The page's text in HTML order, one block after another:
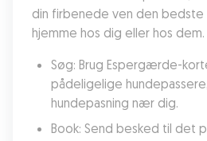
din firbenede ven den bedste
hjemme hos dig eller hos
Søg: Brug Espergærde-
pådeligelige
hundepasning nær dig.
Book: Send besked til det